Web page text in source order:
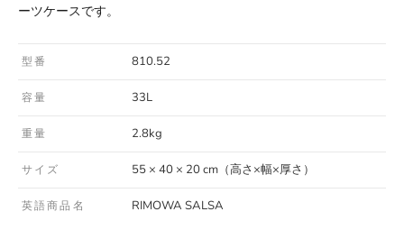
ーツケースです。
型番 810.52
容量 33L
重量 2.8kg
サイズ 55 × 40 × 20 cm（高さ×幅×厚さ）
英語商品名 RIMOWA SALSA